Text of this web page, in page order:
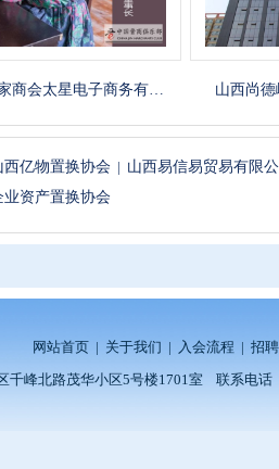
太星电子商务有… 山西尚德峰
西亿物置换协会 | 山西易信易贸易有限
业资产置换协会
网站首页 | 关于我们 | 入会流程 | 招
千峰北路茂华小区5号楼1701室 联系电话